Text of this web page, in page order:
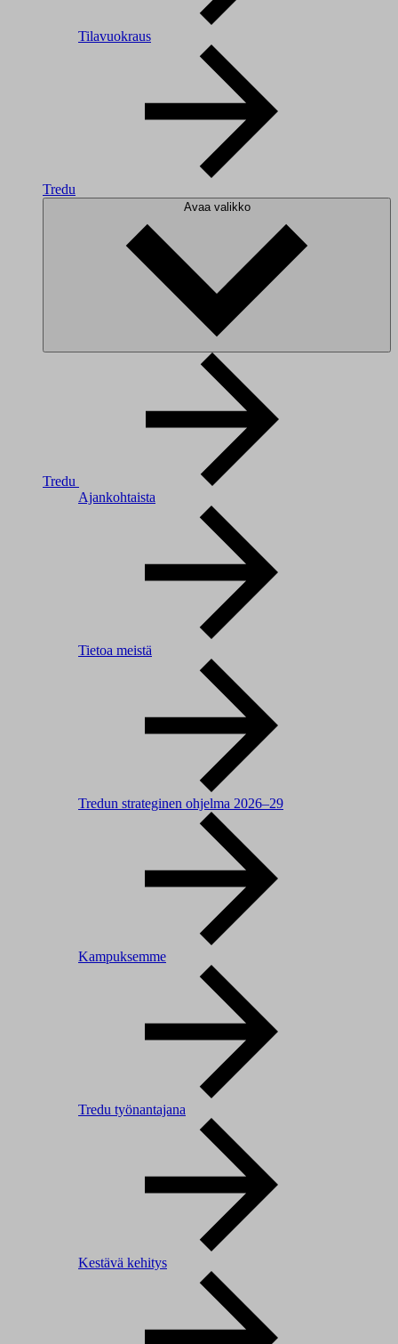
Tilavuokraus
Tredu
Avaa valikko
Tredu
Ajankohtaista
Tietoa meistä
Tredun strateginen ohjelma 2026–29
Kampuksemme
Tredu työnantajana
Kestävä kehitys